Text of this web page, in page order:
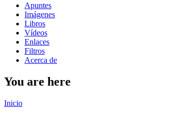
Apuntes
Imágenes
Libros
Vídeos
Enlaces
Filtros
Acerca de
You are here
Inicio